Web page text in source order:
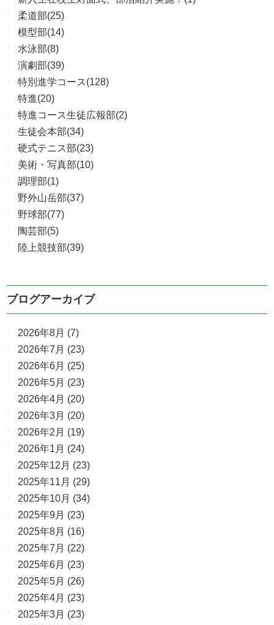
柔道部(25)
模型部(14)
水泳部(8)
演劇部(39)
特別進学コース(128)
特進(20)
特進コース生徒広報部(2)
生徒会本部(34)
硬式テニス部(23)
美術・写真部(10)
調理部(1)
野外山岳部(37)
野球部(77)
陶芸部(5)
陸上競技部(39)
ブログアーカイブ
2026年8月 (7)
2026年7月 (23)
2026年6月 (25)
2026年5月 (23)
2026年4月 (20)
2026年3月 (20)
2026年2月 (19)
2026年1月 (24)
2025年12月 (23)
2025年11月 (29)
2025年10月 (34)
2025年9月 (23)
2025年8月 (16)
2025年7月 (22)
2025年6月 (23)
2025年5月 (26)
2025年4月 (23)
2025年3月 (23)